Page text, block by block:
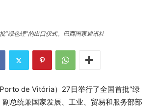
“绿色锂”的出口仪式。巴西国家通讯社
de Vitória）27日举行了全国首批“绿
副总统兼国家发展、工业、贸易和服务部部